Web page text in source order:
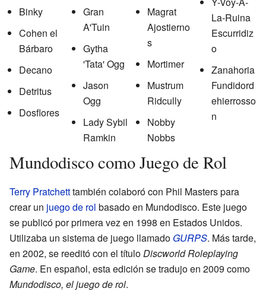
Binky
Cohen el
Bárbaro
Decano
Detritus
Dosflores
Gran
A'Tuin
Gytha
'Tata' Ogg
Jason
Ogg
Lady Sybil
Ramkin
Magrat
Ajostierno
s
Mortimer
Mustrum
Ridcully
Nobby
Nobbs
La-Ruina
Escurridiz
o
Zanahoria
Fundidord
ehierrosso
n
Mundodisco como Juego de Rol
Terry Pratchetttambién colaboró con Phil Masters para
crear un juego de rol basado en Mundodisco. Este juego
se publicó por primera vez en 1998 en Estados Unidos.
Utilizaba un sistema de juego llamado GURPS. Más tarde,
en 2002, se reeditó con el títuloDiscworld Roleplaying
Game. En español, esta edición se tradujo en 2009 como
Mundodisco, el juego de rol.